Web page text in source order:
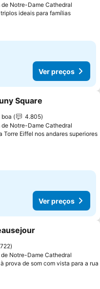
de Notre-Dame Cathedral
ideais para famíliasVer
Ver preços
aos favoritos
Square
4.805
de Notre-Dame Cathedral
Torre Eiffel nos andares superiores
Ver preços
aos favoritos
de Notre-Dame Cathedral
prova de som com vista para a rua